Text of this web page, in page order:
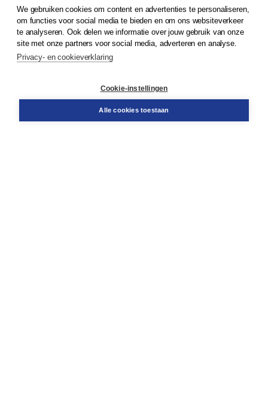
© 2026Koninklijke Boom uitgevers
Klantenservice
Service & informatie
Contact
We gebruiken cookies om content en advertenties te personaliseren,
om functies voor social media te bieden en om ons websiteverkeer
te analyseren. Ook delen we informatie over jouw gebruik van onze
site met onze partners voor social media, adverteren en analyse.
Privacy- en cookieverklaring
Cookie-instellingen
Alle cookies toestaan